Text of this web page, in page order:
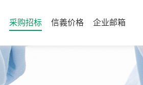
采购招标 信義价格 企业邮箱